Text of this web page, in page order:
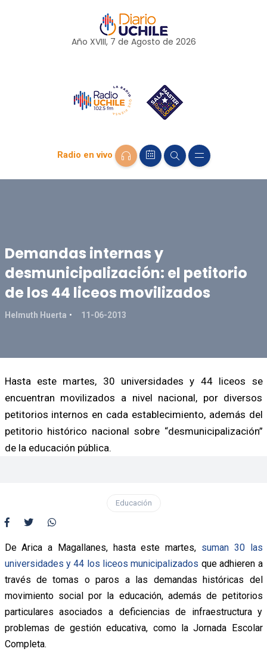
Año XVIII, 7 de Agosto de 2026
Radio en vivo
Demandas internas y
desmunicipalización: el petitorio
de los 44 liceos movilizados
Helmuth Huerta 11-06-2013
Hasta este martes, 30 universidades y 44 liceos se
encuentran movilizados a nivel nacional, por diversos
petitorios internos en cada establecimiento, además del
petitorio histórico nacional sobre “desmunicipalización”
de la educación pública.
Educación
De Arica a Magallanes, hasta este martes, suman 30 las
universidades y 44 los liceos municipalizados que adhieren a
través de tomas o paros a las demandas históricas del
movimiento social por la educación, además de petitorios
particulares asociados a deficiencias de infraestructura y
problemas de gestión educativa, como la Jornada Escolar
Completa.